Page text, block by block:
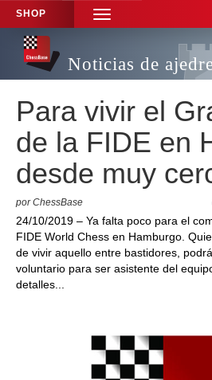
SHOP
TOGGLE
NAVIGATION
Noticias de
Para vivir el
de la FIDE en
desde muy
por ChessBase
24/10/2019 – Ya falta poco para el
FIDE World Chess en Hamburgo.
de vivir aquello entre bastidores,
voluntario para ser asistente del
detalles...